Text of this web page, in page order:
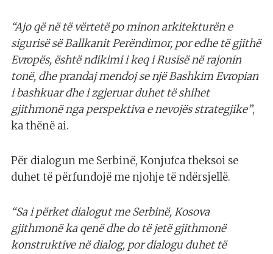
“Ajo që në të vërtetë po minon arkitekturën e
sigurisë së Ballkanit Perëndimor, por edhe të gjithë
Evropës, është ndikimi i keq i Rusisë në rajonin
tonë, dhe prandaj mendoj se një Bashkim Evropian
i bashkuar dhe i zgjeruar duhet të shihet
gjithmonë nga perspektiva e nevojës strategjike”,
ka thënë ai.
Për dialogun me Serbinë, Konjufca theksoi se
duhet të përfundojë me njohje të ndërsjellë.
“Sa i përket dialogut me Serbinë, Kosova
gjithmonë ka qenë dhe do të jetë gjithmonë
konstruktive në dialog, por dialogu duhet të